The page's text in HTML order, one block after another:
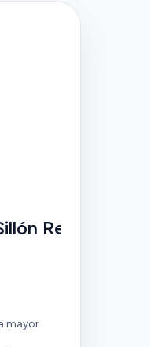
Relax
mayor